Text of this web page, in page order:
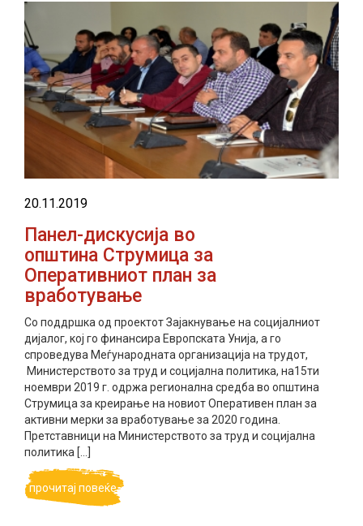
20.11.2019
Панел-дискусија во
општина Струмица за
Оперативниот план за
вработување
Со поддршка од проектот Зајакнување на социјалниот
дијалог, кој го финансира Европската Унија, а го
спроведува Меѓународната организација на трудот,
Министерството за труд и социјална политика, на15ти
ноември 2019 г. одржа регионална средба во општина
Струмица за креирање на новиот Оперативен план за
активни мерки за вработување за 2020 година.
Претставници на Министерството за труд и социјална
политика […]
прочитај повеќе